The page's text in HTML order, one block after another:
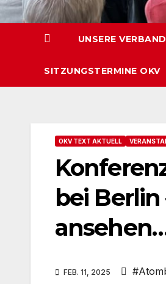
UNSERE
SITZUNGSTERMINE OKV
OKV TEXT AKTUELL
bei
FEB. 11, 2025